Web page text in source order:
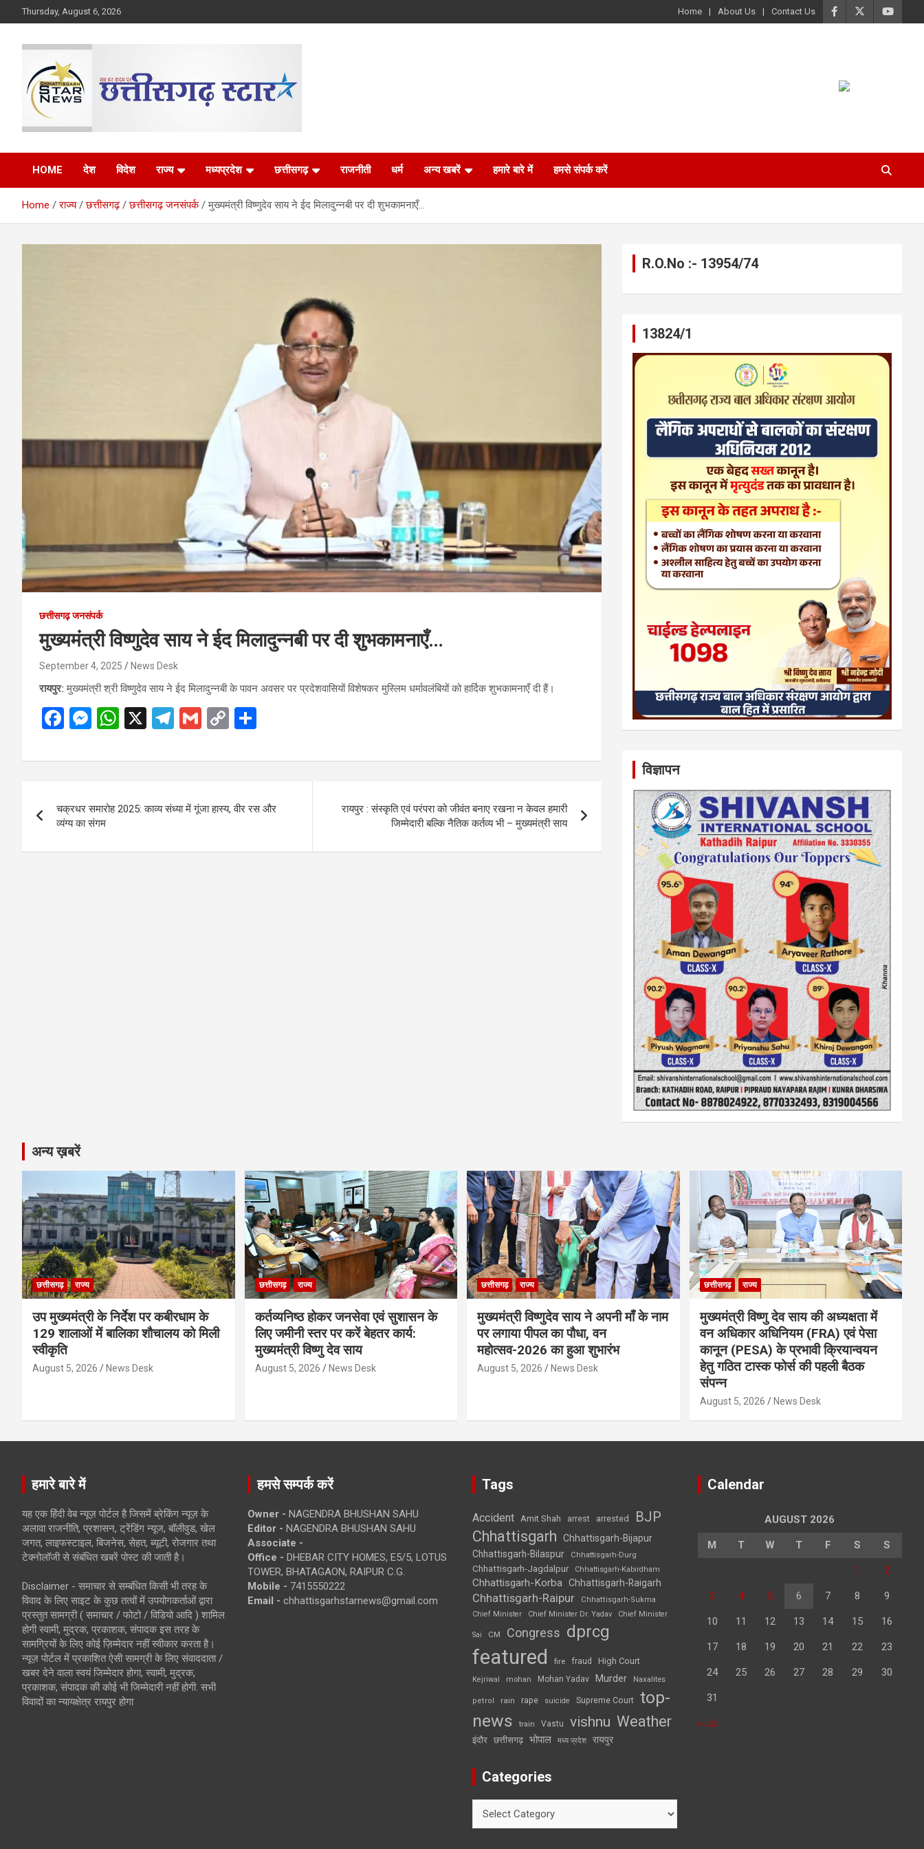
to
Thursday, August 6, 2026 Home About Us Contact Us
Chhattisgarh Star
HOME देश विदेश राज्य मध्यप्रदेश छत्तीसगढ़ राजनीती धर्म अन्य खबरें हमारे बारे में हमसे संपर्क करें
Home राज्य छत्तीसगढ़ छत्तीसगढ़ जनसंपर्क मुख्यमंत्री विष्णुदेव साय ने ईद मिलादुन्नबी पर दी शुभकामनाएँ…
छत्तीसगढ़ जनसंपर्क
मुख्यमंत्री विष्णुदेव साय ने ईद मिलादुन्नबी पर दी शुभकामनाएँ…
September 4, 2025 News Desk
रायपुर: मुख्यमंत्री श्री विष्णुदेव साय ने ईद मिलादुन्नबी के पावन अवसर पर प्रदेशवासियों विशेषकर मुस्लिम धर्मावलंबियों को हार्दिक शुभकामनाएँ दी हैं।
F
ce
o
o
k
M
se
g
er
W
at
A
p
X
T
e
a
G
ail
C
py
n
ar
navigation
चक्रधर समारोह 2025: काव्य संध्या में गूंजा हास्य, वीर रस और
व्यंग्य का संगम
रायपुर : संस्कृति एवं परंपरा को जीवंत बनाए रखना न केवल हमारी
जिम्मेदारी बल्कि नैतिक कर्तव्य भी – मुख्यमंत्री साय
R.O.No :- 13954/74
13824/1
विज्ञापन
अन्य ख़बरें
छत्तीसगढ़ राज्य
उप मुख्यमंत्री के निर्देश पर कबीरधाम के
129 शालाओं में बालिका शौचालय को मिली
स्वीकृति
August 5, 2026 News Desk
छत्तीसगढ़ राज्य
कर्तव्यनिष्ठ होकर जनसेवा एवं सुशासन के
लिए जमीनी स्तर पर करें बेहतर कार्य:
मुख्यमंत्री विष्णु देव साय
August 5, 2026 News Desk
छत्तीसगढ़ राज्य
मुख्यमंत्री विष्णुदेव साय ने अपनी माँ के नाम
पर लगाया पीपल का पौधा, वन
महोत्सव-2026 का हुआ शुभारंभ
August 5, 2026 News Desk
छत्तीसगढ़ राज्य
मुख्यमंत्री विष्णु देव साय की अध्यक्षता में
वन अधिकार अधिनियम (FRA) एवं पेसा
कानून (PESA) के प्रभावी क्रियान्वयन
हेतु गठित टास्क फोर्स की पहली बैठक
संपन्न
August 5, 2026 News Desk
हमारे बारे में
यह एक हिंदी वेब न्यूज़ पोर्टल है जिसमें ब्रेकिंग न्यूज़ के
अलावा राजनीति, प्रशासन, ट्रेंडिंग न्यूज, बॉलीवुड, खेल
जगत, लाइफस्टाइल, बिजनेस, सेहत, ब्यूटी, रोजगार तथा
टेक्नोलॉजी से संबंधित खबरें पोस्ट की जाती है।
Disclaimer - समाचार से सम्बंधित किसी भी तरह के
विवाद के लिए साइट के कुछ तत्वों में उपयोगकर्ताओं द्वारा
प्रस्तुत सामग्री ( समाचार / फोटो / विडियो आदि ) शामिल
होगी स्वामी, मुद्रक, प्रकाशक, संपादक इस तरह के
सामग्रियों के लिए कोई ज़िम्मेदार नहीं स्वीकार करता है।
न्यूज़ पोर्टल में प्रकाशित ऐसी सामग्री के लिए संवाददाता /
खबर देने वाला स्वयं जिम्मेदार होगा, स्वामी, मुद्रक,
प्रकाशक, संपादक की कोई भी जिम्मेदारी नहीं होगी. सभी
विवादों का न्यायक्षेत्र रायपुर होगा
हमसे सम्पर्क करें
Owner - NAGENDRA BHUSHAN SAHU
Editor - NAGENDRA BHUSHAN SAHU
Associate -
Office - DHEBAR CITY HOMES, E5/5, LOTUS
TOWER, BHATAGAON, RAIPUR C.G.
Mobile - 7415550222
Email - chhattisgarhstarnews@gmail.com
Tags
Accident Amit Shah arrest arrested BJP
Chhattisgarh
Chhattisgarh-Bijapur
Chhattisgarh-Bilaspur
Chhattisgarh-Durg
Chhattisgarh-Jagdalpur Chhattisgarh-Kabirdham
Chhattisgarh-Korba Chhattisgarh-Raigarh
Chhattisgarh-Raipur
Chhattisgarh-Sukma
Chief Minister
Chief Minister Dr. Yadav Chief Minister
Sai CM Congress dprcg
featured fire fraud High Court
Kejriwal mohan Mohan Yadav Murder Naxalites
petrol rain rape suicide Supreme Court top-
news
train Vastu vishnu Weather
इंदौर छत्तीसगढ़ भोपाल मध्य प्रदेश रायपुर
Categories
Calendar
AUGUST 2026
M T W T F S S
1 2
3 4 5 6 7 8 9
10 11 12 13 14 15 16
17 18 19 20 21 22 23
24 25 26 27 28 29 30
31
« Jul